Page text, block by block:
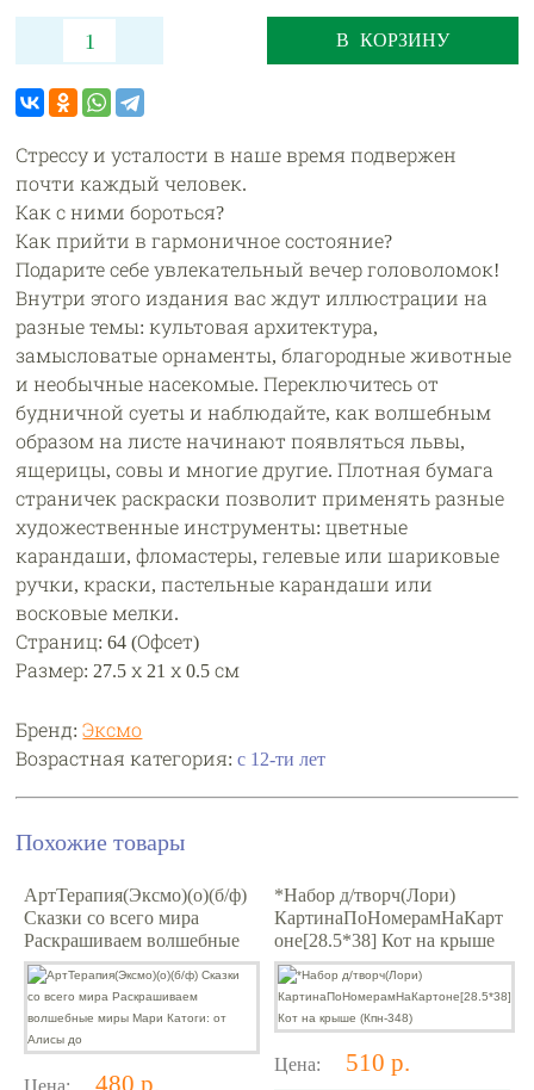
В КОРЗИНУ
Стрессу и усталости в наше время подвержен
почти каждый человек.
Как с ними бороться?
Как прийти в гармоничное состояние?
Подарите себе увлекательный вечер головоломок!
Внутри этого издания вас ждут иллюстрации на
разные темы: культовая архитектура,
замысловатые орнаменты, благородные животные
и необычные насекомые. Переключитесь от
будничной суеты и наблюдайте, как волшебным
образом на листе начинают появляться львы,
ящерицы, совы и многие другие. Плотная бумага
страничек раскраски позволит применять разные
художественные инструменты: цветные
карандаши, фломастеры, гелевые или шариковые
ручки, краски, пастельные карандаши или
восковые мелки.
Страниц: 64 (Офсет)
Размер: 27.5 х 21 х 0.5 см
Бренд:Эксмо
Возрастная категория:с 12-ти лет
Похожие товары
АртТерапия(Эксмо)(о)(б/ф)
Сказки со всего мира
Раскрашиваем волшебные
миры Мари Катоги: от
Алисы до
Цена: 480 р.
*Набор д/творч(Лори)
КартинаПоНомерамНаКарт
оне[28.5*38] Кот на крыше
(Кпн-348)
Цена: 510 р.